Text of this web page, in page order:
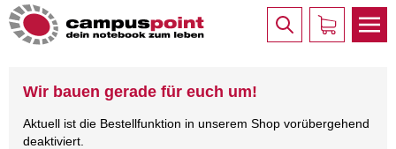
Wir bauen gerade für euch um!
Aktuell ist die Bestellfunktion in unserem Shop vorübergehend
deaktiviert.